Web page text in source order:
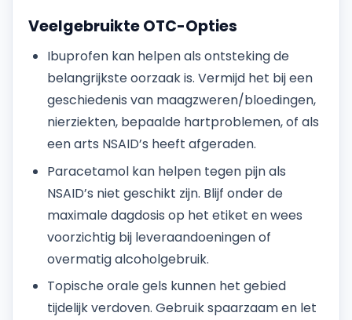
Veelgebruikte OTC-Opties
Ibuprofen kan helpen als ontsteking de
belangrijkste oorzaak is. Vermijd het bij een
geschiedenis van maagzweren/bloedingen,
nierziekten, bepaalde hartproblemen, of als
een arts NSAID’s heeft afgeraden.
Paracetamol kan helpen tegen pijn als
NSAID’s niet geschikt zijn. Blijf onder de
maximale dagdosis op het etiket en wees
voorzichtig bij leveraandoeningen of
overmatig alcoholgebruik.
Topische orale gels kunnen het gebied
tijdelijk verdoven. Gebruik spaarzaam en let